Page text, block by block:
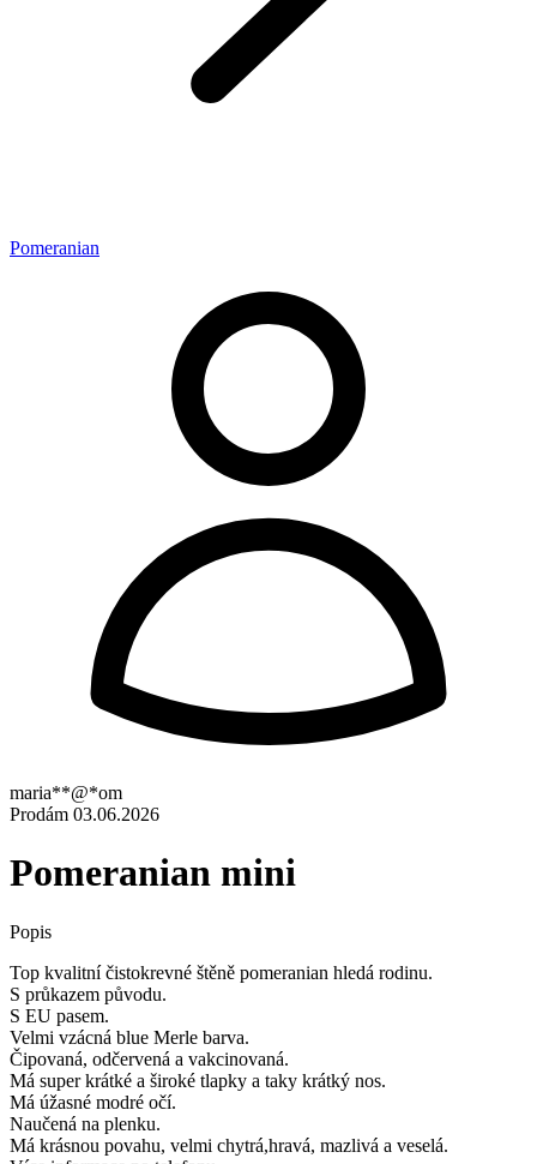
Pomeranian
maria**@*om
Prodám 03.06.2026
Pomeranian mini
Popis
Top kvalitní čistokrevné štěně pomeranian hledá rodinu.
S průkazem původu.
S EU pasem.
Velmi vzácná blue Merle barva.
Čipovaná, odčervená a vakcinovaná.
Má super krátké a široké tlapky a taky krátký nos.
Má úžasné modré očí.
Naučená na plenku.
Má krásnou povahu, velmi chytrá,hravá, mazlivá a veselá.